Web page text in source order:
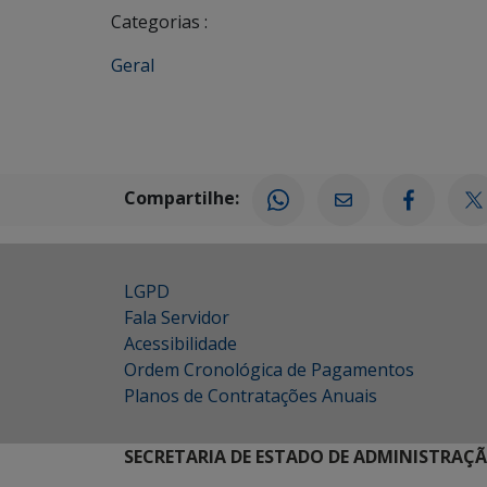
Categorias :
Geral
Compartilhe:
LGPD
Fala Servidor
Acessibilidade
Ordem Cronológica de Pagamentos
Planos de Contratações Anuais
SECRETARIA DE ESTADO DE